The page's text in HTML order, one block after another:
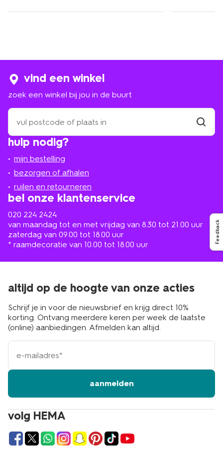
Feedback
hulp nodig?
mijn bestelling
bezorgen of afhalen
ruilen en retourneren
bel onze klantenservice
020 224 2424
van maandag tot en met vrijdag van 8.30 tot 21.00 uur
zaterdag van 09.00 tot 18.00 uur
* raamdecoratie van 10.00 tot 18.00 uur
vind een winkel
zoek een winkel bij jou in de buurt
zoek
een
winkel
bij
in
de
buurt
volg HEMA
altijd op de hoogte van onze acties
Schrijf je in voor de nieuwsbrief en krijg direct 10%
korting. Ontvang meerdere keren per week de laatste
(online) aanbiedingen. Afmelden kan altijd.
e-
mailadres
aanmelden